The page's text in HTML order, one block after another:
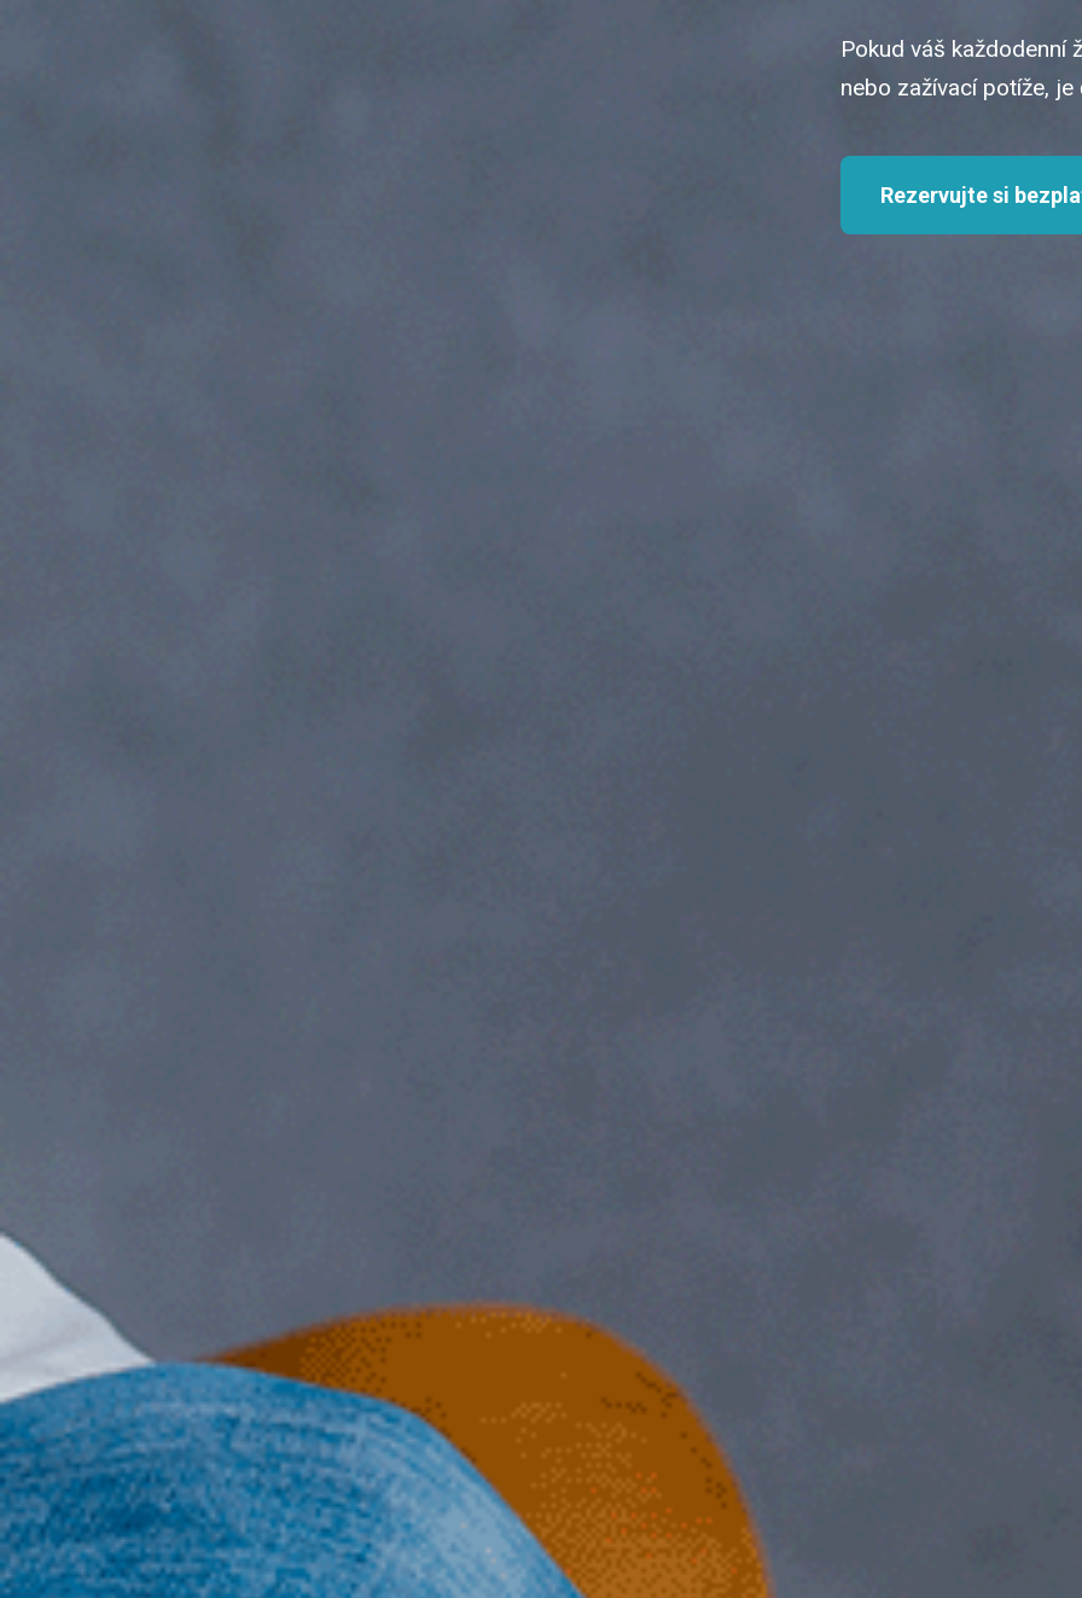
Pokud váš každodenní
nebo zažívací potíže, je
Rezervujte si